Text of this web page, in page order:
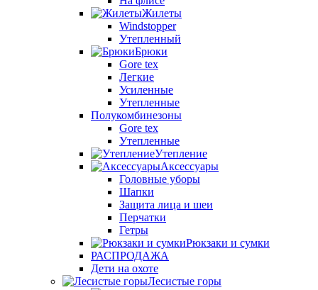
Жилеты
Windstopper
Утепленный
Брюки
Gore tex
Легкие
Усиленные
Утепленные
Полукомбинезоны
Gore tex
Утепленные
Утепление
Аксессуары
Головные уборы
Шапки
Защита лица и шеи
Перчатки
Гетры
Рюкзаки и сумки
РАСПРОДАЖА
Дети на охоте
Лесистые горы